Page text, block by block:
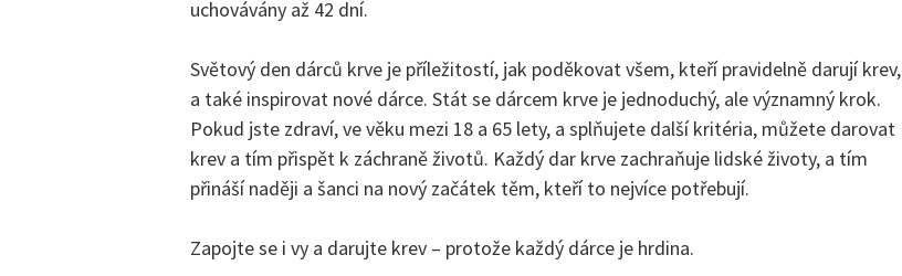
uchovávány až 42 dní.
Světový den dárců krve je příležitostí, jak poděkovat všem, kteří pravidelně darují krev,
a také inspirovat nové dárce. Stát se dárcem krve je jednoduchý, ale významný krok.
Pokud jste zdraví, ve věku mezi 18 a 65 lety, a splňujete další kritéria, můžete darovat
krev a tím přispět k záchraně životů. Každý dar krve zachraňuje lidské životy, a tím
přináší naději a šanci na nový začátek těm, kteří to nejvíce potřebují.
Zapojte se i vy a darujte krev – protože každý dárce je hrdina.